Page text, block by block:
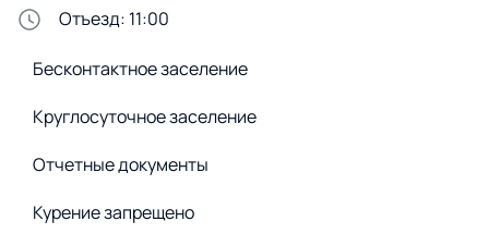
Сменное постельное белье
Сушилка для белья
Удобства снаружи
Видеонаблюдение
Отъезд: 11:00
Бесконтактное заселение
Круглосуточное заселение
Отчетные документы
Курение запрещено